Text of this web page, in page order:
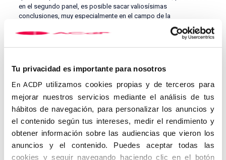
Tu privacidad es importante para nosotros
En ACDP utilizamos cookies propias y de terceros para
mejorar nuestros servicios mediante el análisis de tus
hábitos de navegación, para personalizar los anuncios y
el contenido según tus intereses, medir el rendimiento y
obtener información sobre las audiencias que vieron los
anuncios y el contenido. Puedes aceptar todas las
cookies y seguir navegando haciendo clic en el botón
en el segundo panel, es posible sacar valiosísimas
conclusiones, muy especialmente en el campo de la
evangelización. Por último, el tercer panel nos permitirá
constatar que, a pesar de los embates del mal, siempre
Jesús María Prieto, secretario en funciones del centro en
constitución de la ACdP en Alcalá de Henares explica que “tras
la magnífica acogida que, gracias a Dios, tuvieron las I Jornadas
Católicos y Vida Pública de Alcalá de Henares en el mes de abril
del año pasado, celebramos ahora esta segunda edición, en
consonancia con el año jubilar que acaba de comenzar,
dedicándolas a hablar de esperanza. Vamos a poder contar,
para ello, con unos magníficos ponentes que, desde los tres
enfoques en los que se han dividido las Jornadas, nos ayudarán